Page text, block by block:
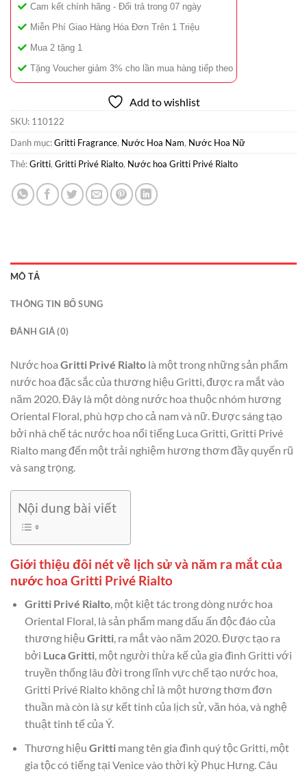
Cam kết chính hãng - Đổi trả trong 07 ngày
Miễn Phí Giao Hàng Hóa Đơn Trên 1 Triệu
Mua 2 tặng 1
Tặng Voucher giảm 3% cho lần mua hàng tiếp theo
Add to wishlist
SKU: 110122
Danh mục:Gritti Fragrance, Nước Hoa Nam, Nước Hoa Nữ
Thẻ:Gritti, Gritti Privé Rialto, Nước hoa Gritti Privé Rialto
MÔ TẢ
THÔNG TIN BỔ SUNG
ĐÁNH GIÁ (0)
Nước hoa Gritti Privé Rialto là một trong những sản phẩm
nước hoa đặc sắc của thương hiệu Gritti, được ra mắt vào
năm 2020. Đây là một dòng nước hoa thuộc nhóm hương
Oriental Floral, phù hợp cho cả nam và nữ. Được sáng tạo
bởi nhà chế tác nước hoa nổi tiếng Luca Gritti, Gritti Privé
Rialto mang đến một trải nghiệm hương thơm đầy quyến rũ
và sang trọng.
Nội dung bài viết
Giới thiệu đôi nét về lịch sử và năm ra mắt của
nước hoa Gritti Privé Rialto
Gritti Privé Rialto, một kiệt tác trong dòng nước hoa
Oriental Floral, là sản phẩm mang dấu ấn độc đáo của
thương hiệu Gritti, ra mắt vào năm 2020. Được tạo ra
bởi Luca Gritti, một người thừa kế của gia đình Gritti với
truyền thống lâu đời trong lĩnh vực chế tạo nước hoa,
Gritti Privé Rialto không chỉ là một hương thơm đơn
thuần mà còn là sự kết tinh của lịch sử, văn hóa, và nghệ
thuật tinh tế của Ý.
Thương hiệu Grittimang tên gia đình quý tộc Gritti, một
gia tộc có tiếng tại Venice vào thời kỳ Phục Hưng. Câu